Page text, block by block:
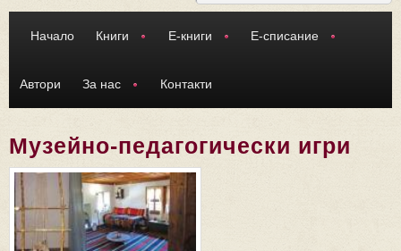
Начало Книги Е-книги Е-списание
Автори За нас Контакти
Музейно-педагогически игри